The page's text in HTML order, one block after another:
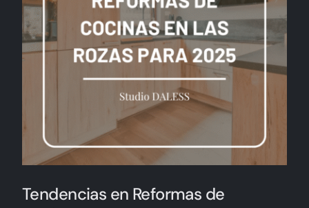
Tendencias en Reformas de